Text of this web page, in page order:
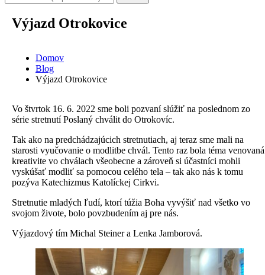
Výjazd Otrokovice
Domov
Blog
Výjazd Otrokovice
Vo štvrtok 16. 6. 2022 sme boli pozvaní slúžiť na poslednom zo
série stretnutí Poslaný chválit do Otrokovíc.
Tak ako na predchádzajúcich stretnutiach, aj teraz sme mali na
starosti vyučovanie o modlitbe chvál. Tento raz bola téma venovaná
kreativite vo chválach všeobecne a zároveň si účastníci mohli
vyskúšať modliť sa pomocou celého tela – tak ako nás k tomu
pozýva Katechizmus Katolíckej Cirkvi.
Stretnutie mladých ľudí, ktorí túžia Boha vyvýšiť nad všetko vo
svojom živote, bolo povzbudením aj pre nás.
Výjazdový tím Michal Steiner a Lenka Jamborová.